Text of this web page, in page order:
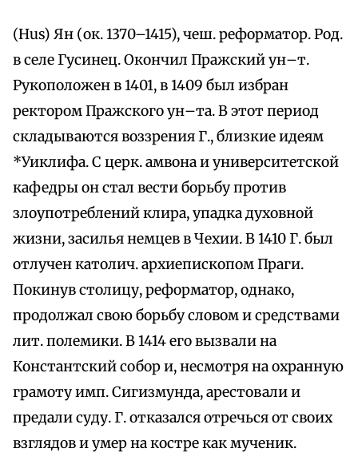
(Hus) Ян (ок. 1370–1415), чеш. реформатор. Род.
в селе Гусинец. Окончил Пражский ун–т.
Рукоположен в 1401, в 1409 был избран
ректором Пражского ун–та. В этот период
складываются воззрения Г., близкие идеям
*Уиклифа. С церк. амвона и университетской
кафедры он стал вести борьбу против
злоупотреблений клира, упадка духовной
жизни, засилья немцев в Чехии. В 1410 Г. был
отлучен католич. архиепископом Праги.
Покинув столицу, реформатор, однако,
продолжал свою борьбу словом и средствами
лит. полемики. В 1414 его вызвали на
Константский собор и, несмотря на охранную
грамоту имп. Сигизмунда, арестовали и
предали суду. Г. отказался отречься от своих
взглядов и умер на костре как мученик.